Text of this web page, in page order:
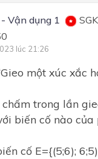
Vận dụng 1
lúc 21:26
một xúc xắc
chấm trong lần
biến cố nào của
cố E={(5;6);